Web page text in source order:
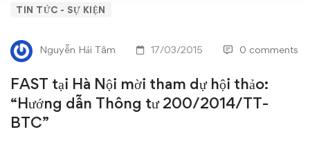
FAST
tại
Hà
Nội
mời
TIN TỨC - SỰ KIỆN
Nguyễn Hải Tâm 17/03/2015 0 comments
FAST tại Hà Nội mời tham dự hội thảo:
“Hướng dẫn Thông tư 200/2014/TT-
BTC”